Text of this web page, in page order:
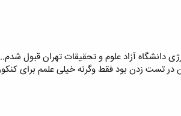
دانشگاه آزاد علوم و تحقیقات تهران قبول شدم..